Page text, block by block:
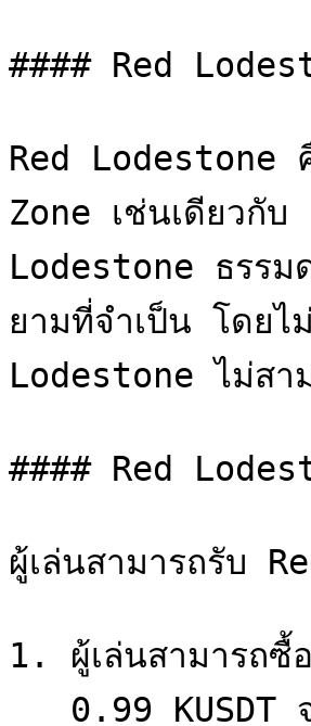
#### Red
Red Lodestone
Zone เช่นเดียวกั
Lodestone ธรรมด
ยามที่จำเป็น โดย
Lodestone ไม่สา
#### Red
ผู้เล่นสามารถรับ
1. ผู้เล่นสามารถ